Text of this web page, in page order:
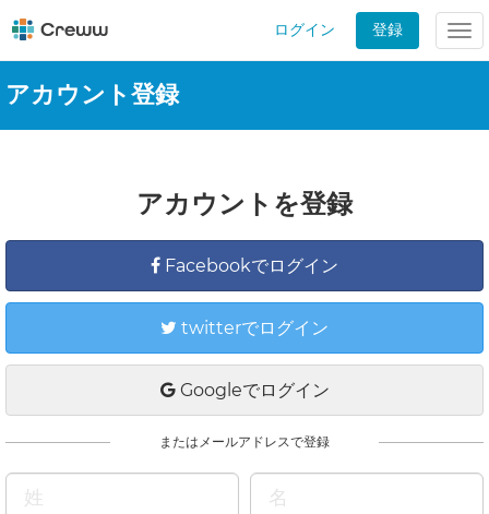
ログイン 登録
アカウント登録
アカウントを登録
Facebookでログイン
twitterでログイン
Googleでログイン
またはメールアドレスで登録